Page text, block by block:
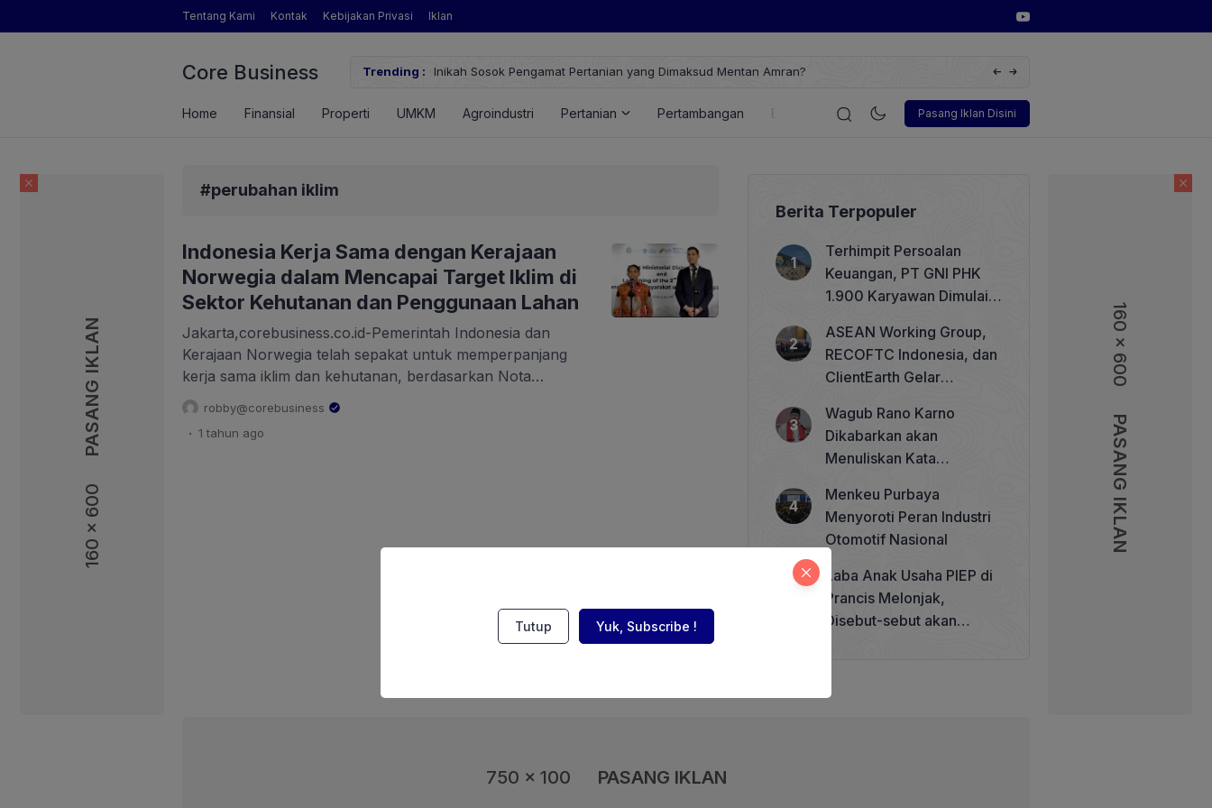
160 x 600
PASANG IKLAN 160 x 600
PASANG IKLAN
Tentang Kami Kontak Kebijakan Privasi Iklan
Core Business Trending :
Brigade Swasembada Pangan Inikah Sosok Pengamat Pertanian yang Dimaksud Mentan Amran?
Huawei Digital Power Dorong Indonesia Menuju
Pasang Iklan Disini
Home Finansial Properti UMKM Agroindustri Pertanian Pertambangan Energi Korporasi Teknologi Otomotif
#perubahan iklim
Indonesia Kerja Sama dengan Kerajaan
Norwegia dalam Mencapai Target Iklim di
Sektor Kehutanan dan Penggunaan Lahan
Jakarta,corebusiness.co.id-Pemerintah Indonesia dan
Kerajaan Norwegia telah sepakat untuk memperpanjang
kerja sama iklim dan kehutanan, berdasarkan Nota
Kesepahaman (MoU) hingga tahun 2030. Perpanjangan
kerja sama ini memperkuat kemitraan yang telah terjalin
lama, sekaligus menegaskan komitmen kedua negara
robby@corebusiness
. 1 tahun ago
Berita Terpopuler
Terhimpit Persoalan
Keuangan, PT GNI PHK
1.900 Karyawan Dimulai 5
ASEAN Working Group,
RECOFTC Indonesia, dan
ClientEarth Gelar
Memperkuat Tata Kelola
Perhutanan Sosial
Wagub Rano Karno
Dikabarkan akan
Menuliskan Kata
Betawi 100 Tahun
Menkeu Purbaya
Menyoroti Peran Industri
Otomotif Nasional
Laba Anak Usaha PIEP di
Prancis Melonjak,
Disebut-sebut akan
750 x 100 PASANG IKLAN
Tutup Yuk, Subscribe !